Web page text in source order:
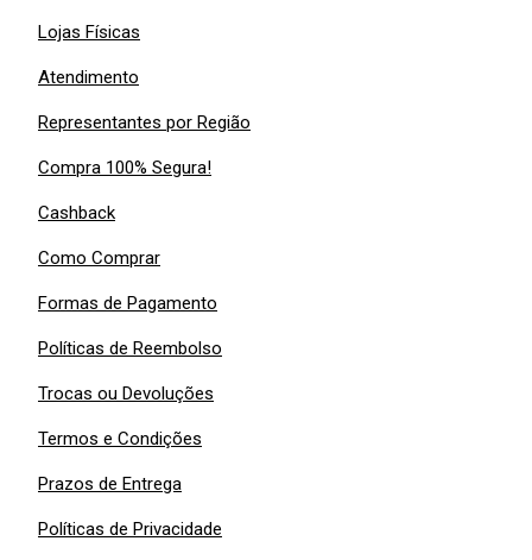
Lojas Físicas
Atendimento
Representantes por Região
Compra 100% Segura!
Cashback
Como Comprar
Formas de Pagamento
Políticas de Reembolso
Trocas ou Devoluções
Termos e Condições
Prazos de Entrega
Políticas de Privacidade